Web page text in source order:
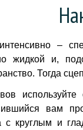
–
жидкой и,
Тогда
используйте
вам
с круглым и